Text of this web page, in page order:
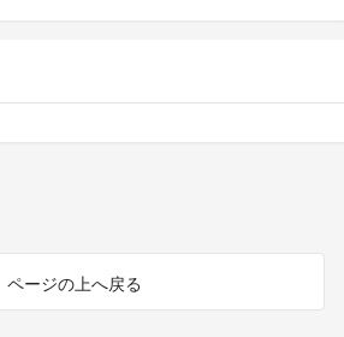
ページの上へ戻る